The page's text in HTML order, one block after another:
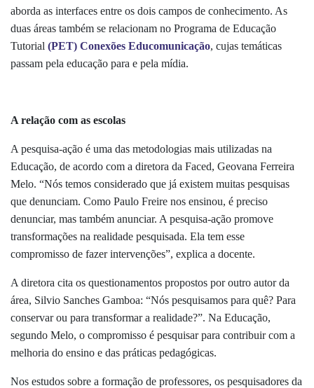
aborda as interfaces entre os dois campos de conhecimento. As
duas áreas também se relacionam no Programa de Educação
Tutorial (PET) Conexões Educomunicação, cujas temáticas
passam pela educação para e pela mídia.
A relação com as escolas
A pesquisa-ação é uma das metodologias mais utilizadas na
Educação, de acordo com a diretora da Faced, Geovana Ferreira
Melo. “Nós temos considerado que já existem muitas pesquisas
que denunciam. Como Paulo Freire nos ensinou, é preciso
denunciar, mas também anunciar. A pesquisa-ação promove
transformações na realidade pesquisada. Ela tem esse
compromisso de fazer intervenções”, explica a docente.
A diretora cita os questionamentos propostos por outro autor da
área, Silvio Sanches Gamboa: “Nós pesquisamos para quê? Para
conservar ou para transformar a realidade?”. Na Educação,
segundo Melo, o compromisso é pesquisar para contribuir com a
melhoria do ensino e das práticas pedagógicas.
Nos estudos sobre a formação de professores, os pesquisadores da